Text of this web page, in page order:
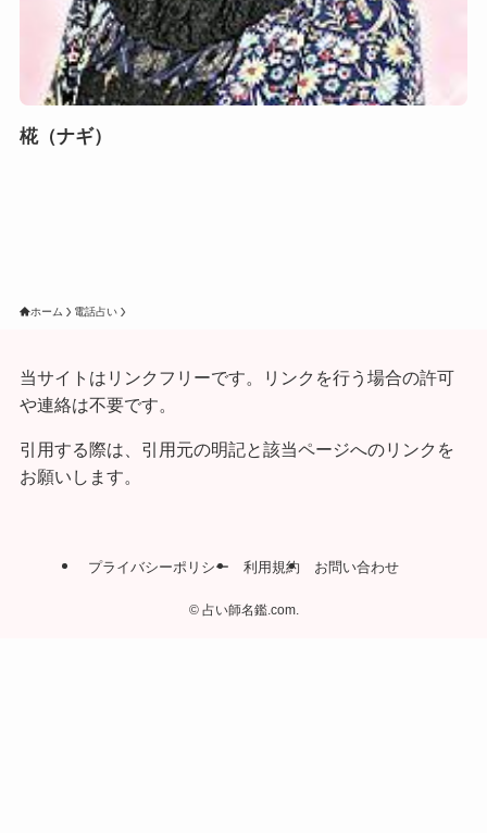
椛（ナギ）
ホーム 電話占い
当サイトはリンクフリーです。リンクを行う場合の許可
や連絡は不要です。
引用する際は、引用元の明記と該当ページへのリンクを
お願いします。
プライバシーポリシー 利用規約 お問い合わせ
©占い師名鑑.com.